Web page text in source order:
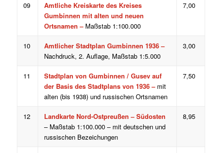
09
Amtliche Kreiskarte des Kreises
Gumbinnen mit alten und neuen
Ortsnamen – Maßstab 1:100.000
7,00
10
Amtlicher Stadtplan Gumbinnen 1936 –
Nachdruck, 2. Auflage, Maßstab 1:5.000
3,00
11
Stadtplan von Gumbinnen / Gusev auf
der Basis des Stadtplans von 1936 – mit
alten (bis 1938) und russischen Ortsnamen
7,50
12
Landkarte Nord-Ostpreußen – Südosten
– Maßstab 1:100.000 – mit deutschen und
russischen Bezeichungen
8,95